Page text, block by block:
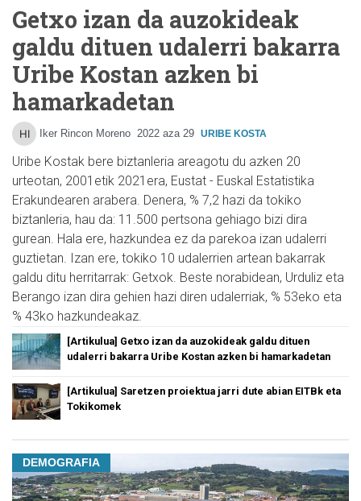
Getxo izan da auzokideak
galdu dituen udalerri bakarra
Uribe Kostan azken bi
hamarkadetan
Iker Rincon Moreno 2022 aza 29 URIBE KOSTA
Uribe Kostak bere biztanleria areagotu du azken 20
urteotan, 2001etik 2021era, Eustat - Euskal Estatistika
Erakundearen arabera. Denera, % 7,2 hazi da tokiko
biztanleria, hau da: 11.500 pertsona gehiago bizi dira
gurean. Hala ere, hazkundea ez da parekoa izan udalerri
guztietan. Izan ere, tokiko 10 udalerrien artean bakarrak
galdu ditu herritarrak: Getxok. Beste norabidean, Urduliz eta
Berango izan dira gehien hazi diren udalerriak, % 53eko eta
% 43ko hazkundeakaz.
[Artikulua] Getxo izan da auzokideak galdu dituen
udalerri bakarra Uribe Kostan azken bi hamarkadetan
[Artikulua] Saretzen proiektua jarri dute abian EITBk eta
Tokikomek
DEMOGRAFIA